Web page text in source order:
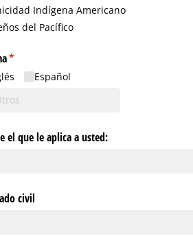
Indígena Americano
del Pacífico
*
(necesario)
Español
el que le aplica a usted:
civil